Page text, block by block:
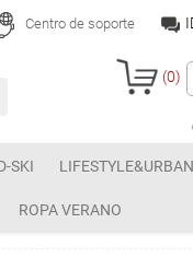
Centro de soporte
(0)
SKI LIFESTYLE&URBAN
ROPA VERANO